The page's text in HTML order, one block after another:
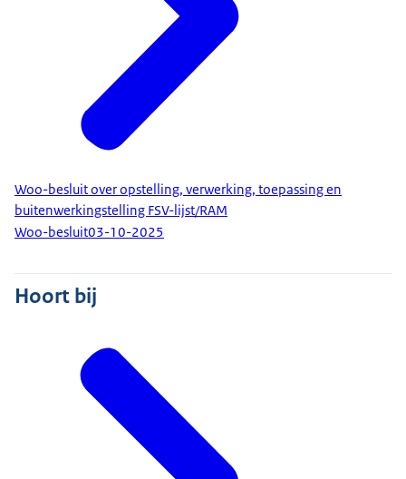
Woo-besluit over opstelling, verwerking, toepassing en
buitenwerkingstelling FSV-lijst/RAM
Woo-besluit03-10-2025
Hoort bij